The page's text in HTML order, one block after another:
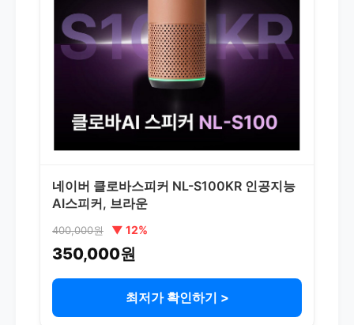
네이버 클로바스피커 NL-S100KR 인공지능
AI스피커, 브라운
400,000원 ▼ 12%
350,000원
최저가 확인하기 >